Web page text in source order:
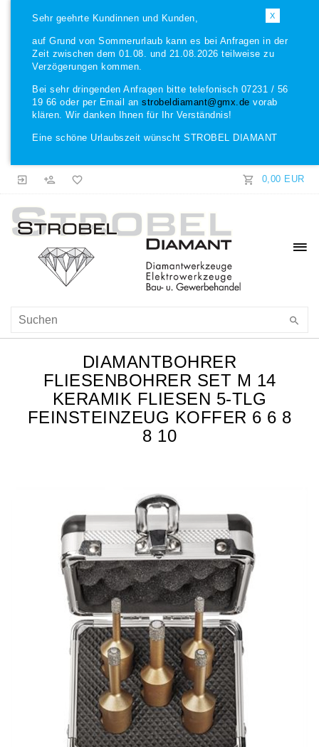
X
Sehr geehrte Kundinnen und Kunden,
auf Grund von Sommerurlaub kann es bei Anfragen in der
Zeit zwischen dem 01.08. und 21.08.2026 teilweise zu
Verzögerungen kommen.
Bei sehr dringenden Anfragen bitte telefonisch 07231 / 56
19 66 oder per Email an strobeldiamant@gmx.de vorab
klären. Wir danken Ihnen für Ihr Verständnis!
Eine schöne Urlaubszeit wünscht STROBEL DIAMANT
0,00 EUR
DIAMANTBOHRER
FLIESENBOHRER SET M 14
KERAMIK FLIESEN 5-TLG
FEINSTEINZEUG KOFFER 6 6 8
8 10